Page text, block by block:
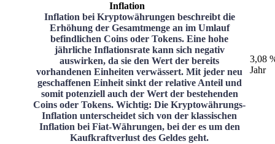
Inflation
Inflation bei Kryptowährungen beschreibt die
Erhöhung der Gesamtmenge an im Umlauf
befindlichen Coins oder Tokens. Eine hohe
jährliche Inflationsrate kann sich negativ
auswirken, da sie den Wert der bereits
vorhandenen Einheiten verwässert. Mit jeder neu
geschaffenen Einheit sinkt der relative Anteil und
somit potenziell auch der Wert der bestehenden
Coins oder Tokens. Wichtig: Die Kryptowährungs-
Inflation unterscheidet sich von der klassischen
Inflation bei Fiat-Währungen, bei der es um den
Kaufkraftverlust des Geldes geht.
3,08
Jahr